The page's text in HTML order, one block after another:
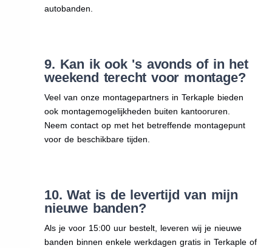
autobanden.
9. Kan ik ook 's avonds of in het
weekend terecht voor montage?
Veel van onze montagepartners in Terkaple bieden
ook montagemogelijkheden buiten kantooruren.
Neem contact op met het betreffende montagepunt
voor de beschikbare tijden.
10. Wat is de levertijd van mijn
nieuwe banden?
Als je voor 15:00 uur bestelt, leveren wij je nieuwe
banden binnen enkele werkdagen gratis in Terkaple of